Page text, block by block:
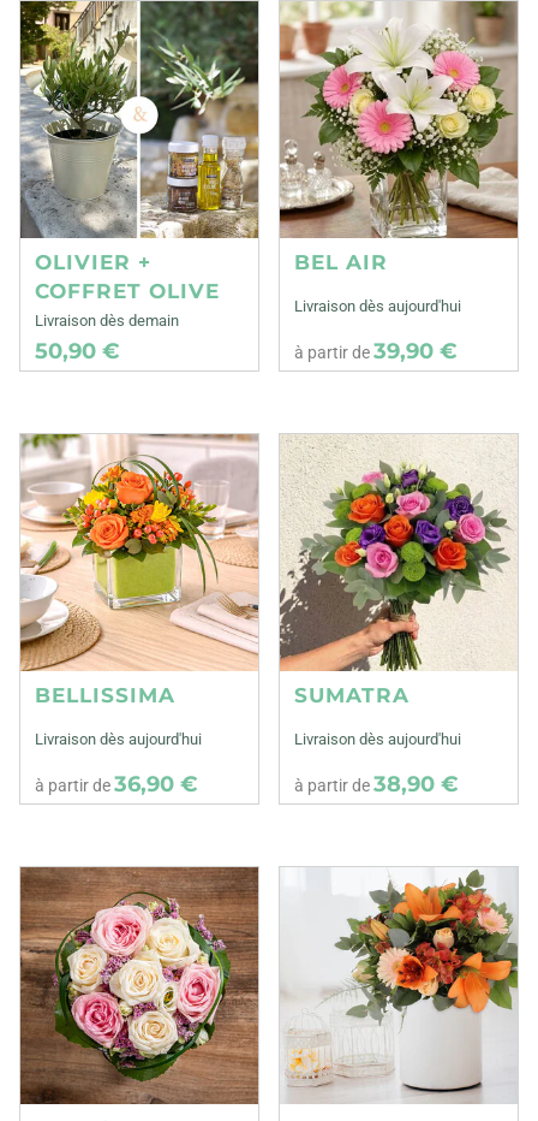
OLIVIER +
COFFRET OLIVE
Livraison dès demain
50,90 €
BEL AIR
Livraison dès aujourd'hui
à partir de39,90 €
BELLISSIMA
Livraison dès aujourd'hui
à partir de36,90 €
SUMATRA
Livraison dès aujourd'hui
à partir de38,90 €